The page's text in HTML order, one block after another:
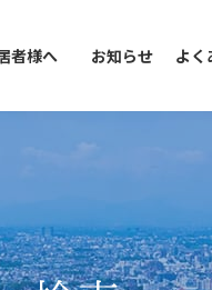
者様へ お知らせ よく